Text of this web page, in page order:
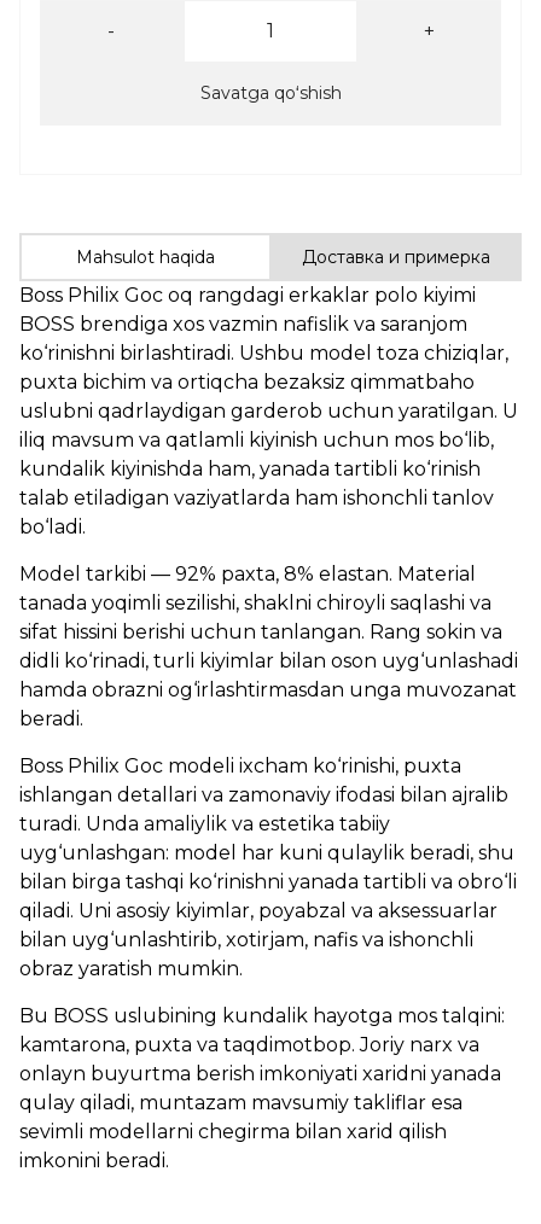
- +
Savatga qoʻshish
Mahsulot haqida Доставка и примерка
Boss Philix Goc oq rangdagi erkaklar polo kiyimi
BOSS brendiga xos vazmin nafislik va saranjom
ko‘rinishni birlashtiradi. Ushbu model toza chiziqlar,
puxta bichim va ortiqcha bezaksiz qimmatbaho
uslubni qadrlaydigan garderob uchun yaratilgan. U
iliq mavsum va qatlamli kiyinish uchun mos bo‘lib,
kundalik kiyinishda ham, yanada tartibli ko‘rinish
talab etiladigan vaziyatlarda ham ishonchli tanlov
bo‘ladi.
Model tarkibi — 92% paxta, 8% elastan. Material
tanada yoqimli sezilishi, shaklni chiroyli saqlashi va
sifat hissini berishi uchun tanlangan. Rang sokin va
didli ko‘rinadi, turli kiyimlar bilan oson uyg‘unlashadi
hamda obrazni og‘irlashtirmasdan unga muvozanat
beradi.
Boss Philix Goc modeli ixcham ko‘rinishi, puxta
ishlangan detallari va zamonaviy ifodasi bilan ajralib
turadi. Unda amaliylik va estetika tabiiy
uyg‘unlashgan: model har kuni qulaylik beradi, shu
bilan birga tashqi ko‘rinishni yanada tartibli va obro‘li
qiladi. Uni asosiy kiyimlar, poyabzal va aksessuarlar
bilan uyg‘unlashtirib, xotirjam, nafis va ishonchli
obraz yaratish mumkin.
Bu BOSS uslubining kundalik hayotga mos talqini:
kamtarona, puxta va taqdimotbop. Joriy narx va
onlayn buyurtma berish imkoniyati xaridni yanada
qulay qiladi, muntazam mavsumiy takliflar esa
sevimli modellarni chegirma bilan xarid qilish
imkonini beradi.